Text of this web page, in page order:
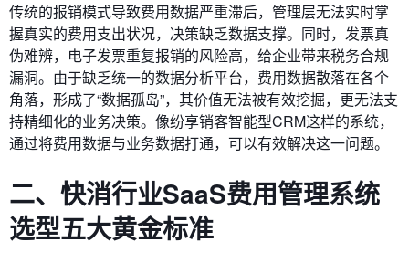
传统的报销模式导致费用数据严重滞后，管理层无法实时掌
握真实的费用支出状况，决策缺乏数据支撑。同时，发票真
伪难辨，电子发票重复报销的风险高，给企业带来税务合规
漏洞。由于缺乏统一的数据分析平台，费用数据散落在各个
角落，形成了“数据孤岛”，其价值无法被有效挖掘，更无法支
持精细化的业务决策。像纷享销客智能型CRM这样的系统，
通过将费用数据与业务数据打通，可以有效解决这一问题。
二、快消行业SaaS费用管理系统
选型五大黄金标准